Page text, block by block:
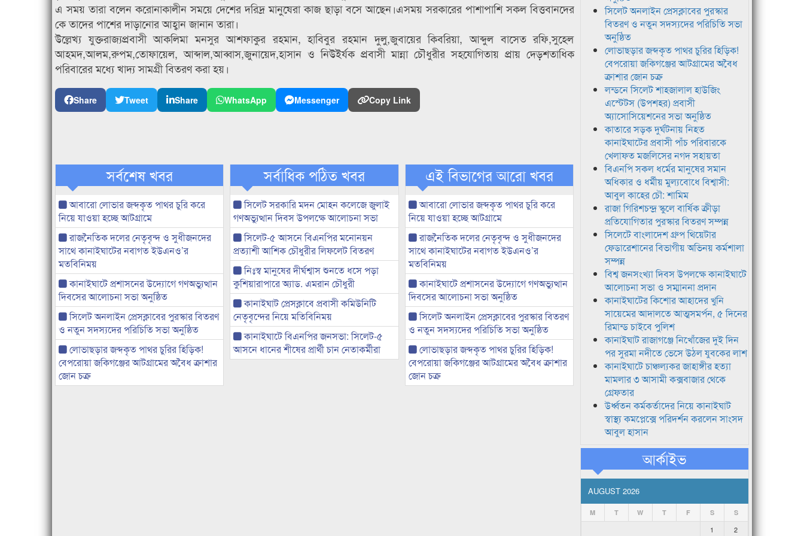
এ সময় তারা বলেন করোনাকালীন সময়ে দেশের দরিদ্র মানুষেরা কাজ ছাড়া বসে আছেন।এসময় সরকারের পাশাপাশি সকল বিত্তবানদের
কে তাদের পাশের দাড়ানোর আহ্বান জানান তারা।
উল্লেখ্য যুক্তরাজ্যপ্রবাসী আকলিমা মনসুর আশফাকুর রহমান, হাবিবুর রহমান দুলু,জুবায়ের কিবরিয়া, আব্দুল বাসেত রফি,সুহেল
আহমদ,আলম,রুপম,তোফায়েল, আব্দাল,আব্বাস,জুনায়েদ,হাসান ও নিউইর্যক প্রবাসী মান্না চৌধুরীর সহযোগিতায় প্রায় দেড়শতাধিক
পরিবারের মধ্যে খাদ্য সামগ্রী বিতরণ করা হয়।
Share Tweet Share WhatsApp Messenger Copy Link
সর্বশেষ খবর
আবারো লোভার জব্দকৃত পাথর চুরি করে
নিয়ে যাওয়া হচ্ছে আটগ্রামে
রাজনৈতিক দলের নেতৃবৃন্দ ও সুধীজনদের
সাথে কানাইঘাটের নবাগত ইউএনও’র
মতবিনিময়
কানাইঘাটে প্রশাসনের উদ্যোগে গণঅভ্যুত্থান
দিবসের আলোচনা সভা অনুষ্ঠিত
সিলেট অনলাইন প্রেসক্লাবের পুরস্কার বিতরণ
ও নতুন সদস্যদের পরিচিতি সভা অনুষ্ঠিত
লোভাছড়ার জব্দকৃত পাথর চুরির হিড়িক!
বেপরোয়া জকিগঞ্জের আটগ্রামের অবৈধ ক্রাশার
জোন চক্র
সর্বাধিক পঠিত খবর
সিলেট সরকারি মদন মোহন কলেজে জুলাই
গণঅভ্যুত্থান দিবস উপলক্ষে আলোচনা সভা
সিলেট-৫ আসনে বিএনপির মনোনয়ন
প্রত্যাশী আশিক চৌধুরীর লিফলেট বিতরণ
নিঃস্ব মানুষের দীর্ঘশ্বাস শুনতে ধসে পড়া
কুশিয়ারাপারে অ্যাড. এমরান চৌধুরী
কানাইঘাট প্রেসক্লাবে প্রবাসী কমিউনিটি
নেতৃবৃন্দের নিয়ে মতিবিনিময়
কানাইঘাটে বিএনপির জনসভা: সিলেট-৫
আসনে ধানের শীষের প্রার্থী চান নেতাকর্মীরা
এই বিভাগের আরো খবর
আবারো লোভার জব্দকৃত পাথর চুরি করে
নিয়ে যাওয়া হচ্ছে আটগ্রামে
রাজনৈতিক দলের নেতৃবৃন্দ ও সুধীজনদের
সাথে কানাইঘাটের নবাগত ইউএনও’র
মতবিনিময়
কানাইঘাটে প্রশাসনের উদ্যোগে গণঅভ্যুত্থান
দিবসের আলোচনা সভা অনুষ্ঠিত
সিলেট অনলাইন প্রেসক্লাবের পুরস্কার বিতরণ
ও নতুন সদস্যদের পরিচিতি সভা অনুষ্ঠিত
লোভাছড়ার জব্দকৃত পাথর চুরির হিড়িক!
বেপরোয়া জকিগঞ্জের আটগ্রামের অবৈধ ক্রাশার
জোন চক্র
সিলেট অনলাইন প্রেসক্লাবের পুরস্কার
বিতরণ ও নতুন সদস্যদের পরিচিতি সভা
অনুষ্ঠিত
লোভাছড়ার জব্দকৃত পাথর চুরির হিড়িক!
বেপরোয়া জকিগঞ্জের আটগ্রামের অবৈধ
ক্রাশার জোন চক্র
লন্ডনে সিলেট শাহজালাল হাউজিং
এস্টেটস (উপশহর) প্রবাসী
অ্যাসোসিয়েশনের সভা অনুষ্ঠিত
কাতারে সড়ক দুর্ঘটনায় নিহত
কানাইঘাটের প্রবাসী পাঁচ পরিবারকে
খেলাফত মজলিসের নগদ সহায়তা
বিএনপি সকল ধর্মের মানুষের সমান
অধিকার ও ধর্মীয় মুল্যবোধে বিশ্বাসী:
আবুল কাহের চৌ: শামিম
রাজা গিরিশচন্দ্র স্কুলে বার্ষিক ক্রীড়া
প্রতিযোগিতার পুরস্কার বিতরণ সম্পন্ন
সিলেটে বাংলাদেশ গ্রুপ থিয়েটার
ফেডারেশানের বিভাগীয় অভিনয় কর্মশালা
সম্পন্ন
বিশ্ব জনসংখ্যা দিবস উপলক্ষে কানাইঘাটে
আলোচনা সভা ও সম্মাননা প্রদান
কানাইঘাটের কিশোর আহাদের খুনি
সায়েমের আদালতে আত্মসমর্পন, ৫ দিনের
রিমান্ড চাইবে পুলিশ
কানাইঘাট রাজাগঞ্জে নিখোঁজের দুই দিন
পর সুরমা নদীতে ভেসে উঠল যুবকের লাশ
কানাইঘাটে চাঞ্চল্যকর জাহাঙ্গীর হত্যা
মামলার ৩ আসামী কক্সবাজার থেকে
গ্রেফতার
উর্ধ্বতন কর্মকর্তাদের নিয়ে কানাইঘাট
স্বাস্থ্য কমপ্লেক্সে পরিদর্শন করলেন সাংসদ
আবুল হাসান
আর্কাইভ
AUGUST 2026
M T W T F S S
1
2